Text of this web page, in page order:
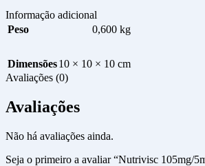
Informação adicional
Peso
0,600 kg
Dimensões10 × 10 × 10 cm
Avaliações (0)
Avaliações
Não há avaliações ainda.
Seja o primeiro a avaliar “Nutrivisc 105mg/